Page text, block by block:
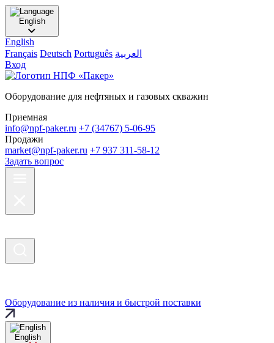
English
English
Français Deutsch Português العربية
Вход
Оборудование для нефтяных и газовых скважин
Приемная
info@npf-paker.ru +7 (34767) 5-06-95
Продажи
market@npf-paker.ru +7 937 311-58-12
Задать вопрос
Оборудование из наличия и быстрой поставки
English